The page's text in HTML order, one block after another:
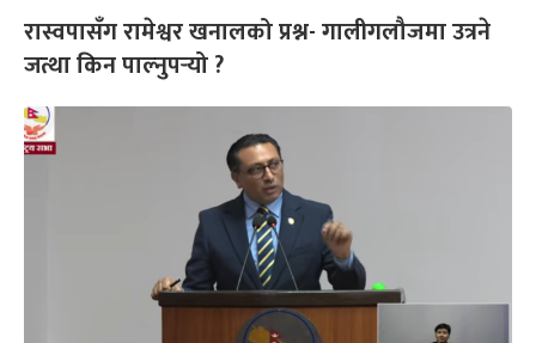
रास्वपासँग रामेश्वर खनालको प्रश्न- गालीगलौजमा उत्रने
जत्था किन पाल्नुपर्‍यो ?